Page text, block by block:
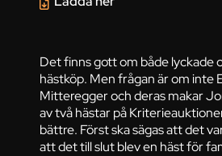
Det finns gott om både lyckade
hästköp. Men frågan är om inte
Mitteregger och deras makar
av två hästar på
bättre. Först ska sägas att det
att det till slut blev en häst för